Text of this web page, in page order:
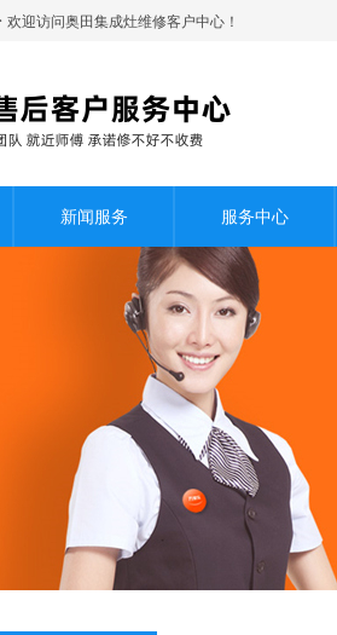
欢迎访问奥田集成灶维修客户中心！
新闻服务 服务中心